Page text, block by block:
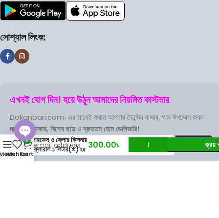
সোশ্যাল লিংক:
এখনই যোগ দিন! হয়ে উঠুন আমাদের নিয়মিত কাস্টমার
Dokanbari.com-এর সাথেই করুন আপনার দৈনন্দিন বাজার, আর উপভোগ করুন
দারুণ সব অফার, বিশেষ ছাড় ও দ্রুততম হোম ডেলিভারি!
লাইজল ডিসইনফেক্ট্যান্ট
সারফেস ও ফ্লোর ক্লিনার
ফ্লোরাল ১ লিটার(±)২৫
মিলি
300.00৳ ক্রয়
Wishlist
0
Cart
Open